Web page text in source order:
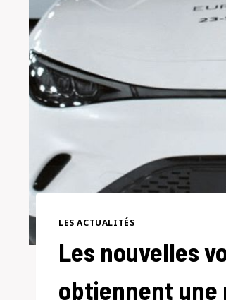
LES ACTUALITÉS
Les nouvelles
obtiennent une